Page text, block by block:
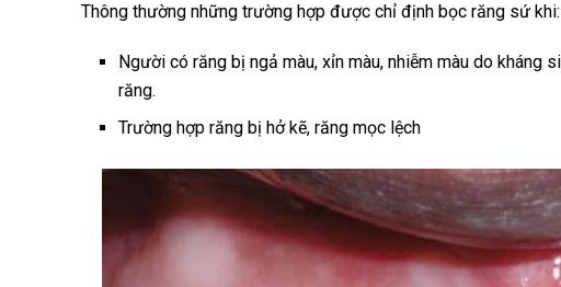
Thông thường những trường hợp được chỉ định bọc răng sứ khi:
Người có răng bị ngả màu, xỉn màu, nhiễm màu do
răng.
Trường hợp răng bị hở kẽ, răng mọc lệch